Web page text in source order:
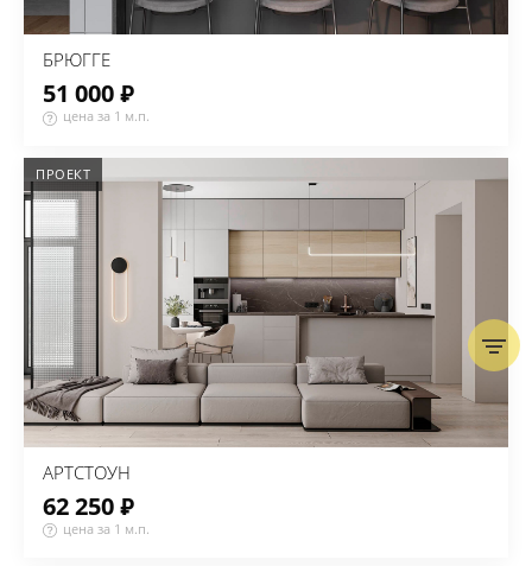
БРЮГГЕ
51 000 ₽
цена за 1 м.п.
ПРОЕКТ
АРТСТОУН
62 250 ₽
цена за 1 м.п.